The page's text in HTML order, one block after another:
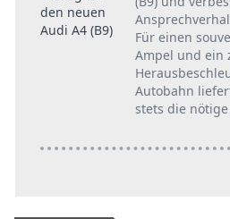
Für einen
Ampel und ein
Autobahn
stets die